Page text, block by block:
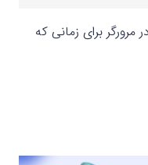
برای زمانی که